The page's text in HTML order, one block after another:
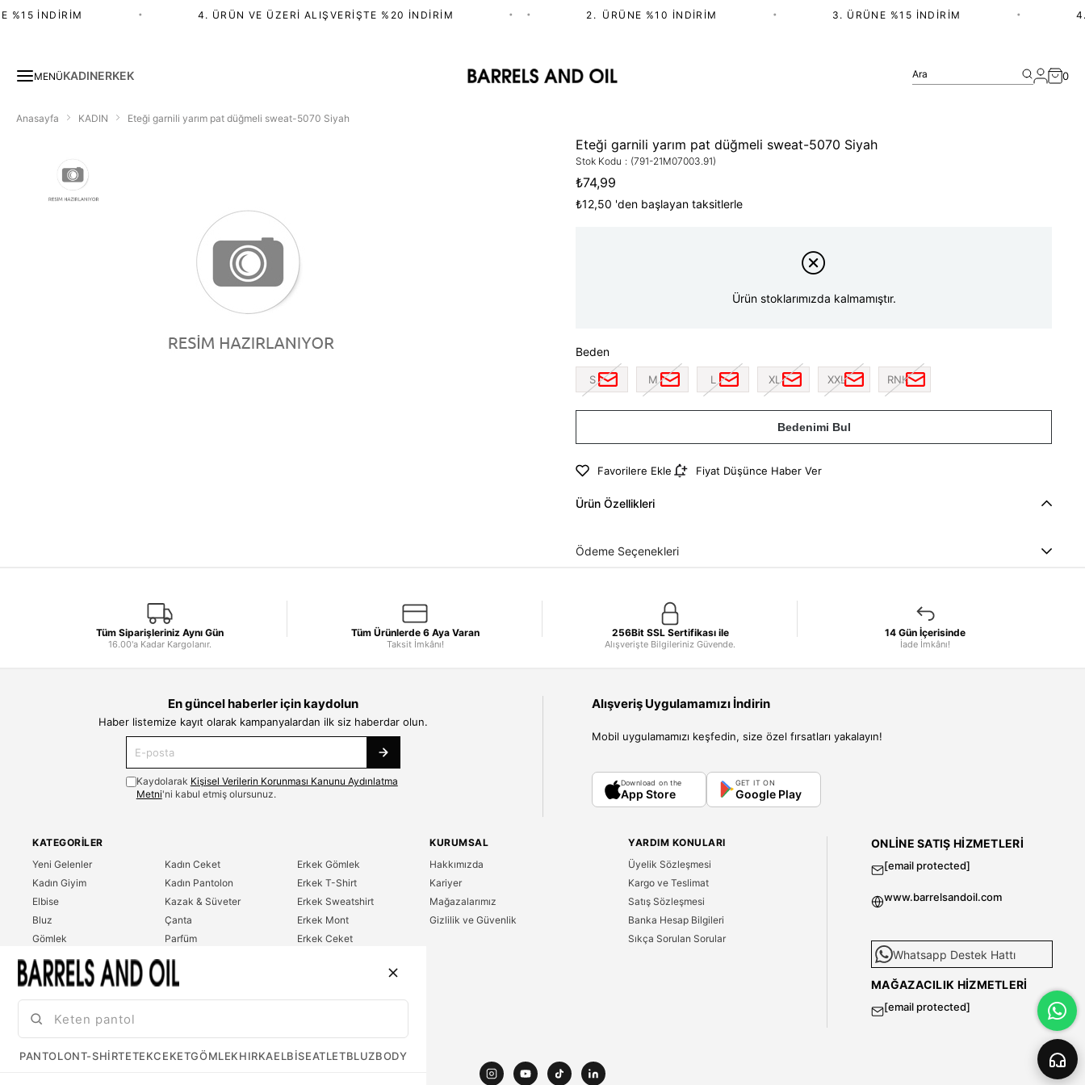
%15 İNDIRIM 4. ÜRÜN VE ÜZERI ALIŞVERIŞTE %20 İNDIRIM 2.⁠ ⁠ÜRÜNE %10 İNDIRIM 3. ÜRÜNE %15 İNDIRIM
MENÜKADINERKEK Ara 0
Anasayfa KADIN Eteği garnili yarım pat düğmeli sweat-5070 Siyah
Eteği garnili yarım pat düğmeli sweat-5070 Siyah
Stok Kodu (791-21M07003.91)
₺74,99
₺12,50 'den başlayan taksitlerle
Ürün stoklarımızda kalmamıştır.
Beden
S M L XL XXL RNK
Bedenimi Bul
Favorilere Ekle Fiyat Düşünce Haber Ver
Ürün Özellikleri
Ödeme Seçenekleri
Tüm Siparişleriniz Aynı Gün
16.00'a Kadar Kargolanır.
Tüm Ürünlerde 6 Aya Varan
Taksit İmkânı!
256Bit SSL Sertifikası ile
Alışverişte Bilgileriniz Güvende.
14 Gün İçerisinde
İade İmkânı!
En güncel haberler için kaydolun
Haber listemize kayıt olarak kampanyalardan ilk siz haberdar olun.
Kaydolarak Kişisel Verilerin Korunması Kanunu Aydınlatma
Metni'ni kabul etmiş olursunuz.
Alışveriş Uygulamamızı İndirin
Mobil uygulamamızı keşfedin, size özel fırsatları yakalayın!
Download on the
App Store
GET IT ON
Google Play
KATEGORILER
Yeni Gelenler
Kadın Giyim
Elbise
Bluz
Gömlek
T-Shirt
Sweatshirt
Kadın Ceket
Kadın Pantolon
Kazak & Süveter
Çanta
Parfüm
Erkek Giyim
Erkek Gömlek
Erkek T-Shirt
Erkek Sweatshirt
Erkek Mont
Erkek Ceket
KURUMSAL
Hakkımızda
Kariyer
Mağazalarımız
Gizlilik ve Güvenlik
YARDIM KONULARI
Üyelik Sözleşmesi
Kargo ve Teslimat
Satış Sözleşmesi
Banka Hesap Bilgileri
Sıkça Sorulan Sorular
ONLINE SATIŞ HIZMETLERI
[email protected]
www.barrelsandoil.com
Whatsapp Destek Hattı
MAĞAZACILIK HIZMETLERI
[email protected]
PANTOLONT-SHIRTETEKCEKETGÖMLEKHIRKAELBISEATLETBLUZBODY